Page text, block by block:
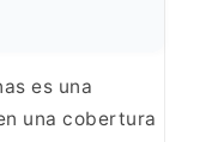
es una
una cobertura